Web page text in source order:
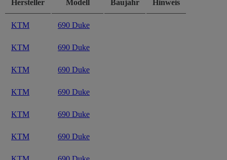
Hersteller Modell Baujahr Hinweis
KTM 690 Duke
KTM 690 Duke
KTM 690 Duke
KTM 690 Duke
KTM 690 Duke
KTM 690 Duke